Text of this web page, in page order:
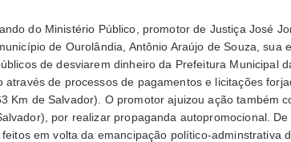
do Ministério Público, promotor de Justiça José
de Ourolândia, Antônio Araújo de Souza, sua
de desviarem dinheiro da Prefeitura Municipal
através de processos de pagamentos e licitações
Km de Salvador). O promotor ajuizou ação também
por realizar propaganda autopromocional.
em volta da emancipação político-adminstrativa